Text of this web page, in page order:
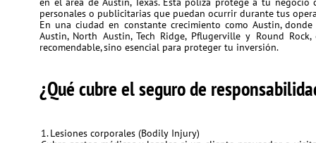
personales o publicitarias que puedan ocurrir durante tus
En una ciudad en constante crecimiento como Austin,
Austin, North Austin, Tech Ridge, Pflugerville y Round
recomendable, sino esencial para proteger tu inversión.
¿Qué cubre el seguro de
1. Lesiones corporales (Bodily Injury)